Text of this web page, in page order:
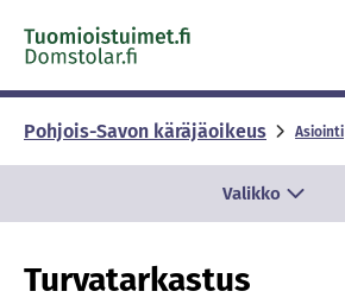
Skip to content -saavutettavuusohje
Pohjois-Savon käräjäoikeus Asiointi
Valikko
Turvatarkastus